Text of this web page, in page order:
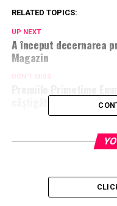
RELATED TOPICS:
UP NEXT
A început decernarea
Magazin
DON'T MISS
câştigători